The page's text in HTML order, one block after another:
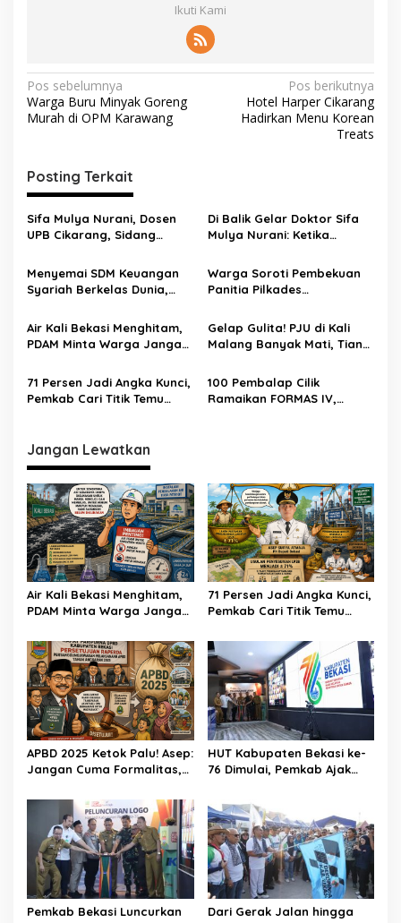
Ikuti Kami
Pos sebelumnya
Warga Buru Minyak Goreng
Murah di OPM Karawang
Pos berikutnya
Hotel Harper Cikarang
Hadirkan Menu Korean
Treats
Posting Terkait
Sifa Mulya Nurani, Dosen
UPB Cikarang, Sidang
dipimpin Prof. Dr. H. Aden
Rosadi Dosen UIN SGD asal
Bekasi
Di Balik Gelar Doktor Sifa
Mulya Nurani: Ketika
Menyelamatkan Masa
Depan Anak Indonesia
Menyemai SDM Keuangan
Syariah Berkelas Dunia,
Akreditasi Unggul
Warga Soroti Pembekuan
Panitia Pilkades
Intervensi
Air Kali Bekasi Menghitam,
PDAM Minta Warga Jangan
Gelap Gulita! PJU di Kali
Malang Banyak Mati, Tiang
Waswas
71 Persen Jadi Angka Kunci,
Pemkab Cari Titik Temu
100 Pembalap Cilik
Ramaikan FORMAS IV,
Jangan Lewatkan
Air Kali Bekasi Menghitam,
PDAM Minta Warga Jangan
71 Persen Jadi Angka Kunci,
Pemkab Cari Titik Temu
APBD 2025 Ketok Palu! Asep:
Jangan Cuma Formalitas,
Manfaatnya
HUT Kabupaten Bekasi ke-
76 Dimulai, Pemkab Ajak
Kibarkan Semangat
“Bangkit Bersama”
Pemkab Bekasi Luncurkan
Dari Gerak Jalan hingga